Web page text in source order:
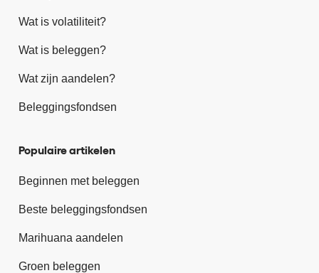
Wat is volatiliteit?
Wat is beleggen?
Wat zijn aandelen?
Beleggingsfondsen
Populaire artikelen
Beginnen met beleggen
Beste beleggingsfondsen
Marihuana aandelen
Groen beleggen